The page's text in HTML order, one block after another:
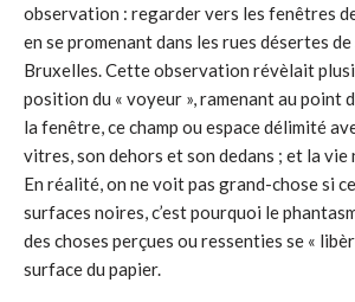
observation : regarder vers les fenêtres
en se promenant dans les rues désertes
Bruxelles. Cette observation révèlait
position du « voyeur », ramenant au point
la fenêtre, ce champ ou espace délimité
vitres, son dehors et son dedans ; et la vie
En réalité, on ne voit pas grand-chose si ce
surfaces noires, c’est pourquoi le
des choses perçues ou ressenties se «
surface du papier.